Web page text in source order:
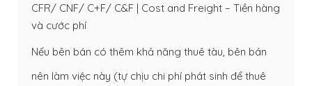
CFR/ CNF/ C+F/ C&F | Cost and Freight – Tiền hàng
và cước phí
Nếu bên bán có thêm khả năng thuê tàu, bên bán
nên làm việc này (tự chịu chi phí phát sinh để thuê